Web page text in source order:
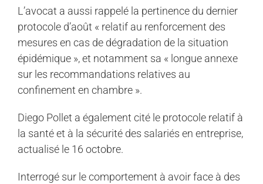
L’avocat a aussi rappelé la pertinence du dernier
protocole d’août « relatif au renforcement des
mesures en cas de dégradation de la situation
épidémique », et notamment sa « longue annexe
sur les recommandations relatives au
confinement en chambre ».
Diego Pollet a également cité le protocole relatif à
la santé et à la sécurité des salariés en entreprise,
actualisé le 16 octobre.
Interrogé sur le comportement à avoir face à des